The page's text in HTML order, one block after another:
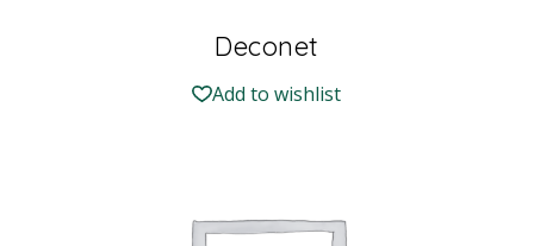
Deconet
Add to wishlist